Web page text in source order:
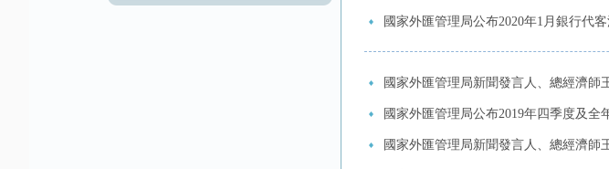
國家外匯管理局公布2020年1月銀行代
國家外匯管理局新聞發言人、總經濟師
國家外匯管理局公布2019年四季度及全
國家外匯管理局新聞發言人、總經濟師